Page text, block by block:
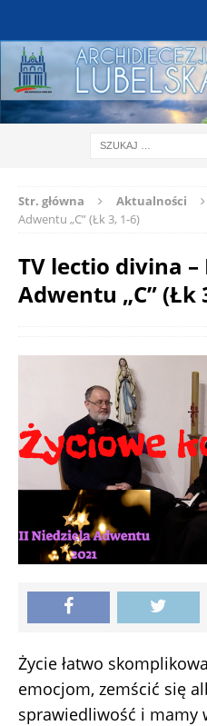
Str. główna Aktualności
Adwentu „C” (Łk 3, 1-6)
TV lectio divina
Adwentu „C” (Łk
Życie łatwo
emocjom, zemścić się
sprawiedliwość i mamy